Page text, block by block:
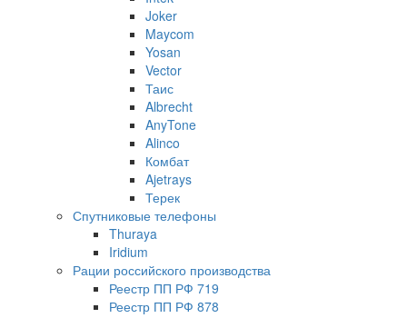
Joker
Maycom
Yosan
Vector
Таис
Albrecht
AnyTone
Alinco
Комбат
Ajetrays
Терек
Спутниковые телефоны
Thuraya
Iridium
Рации российского производства
Реестр ПП РФ 719
Реестр ПП РФ 878